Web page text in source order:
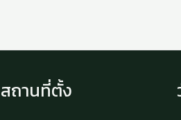
สถานที่ตั้ง